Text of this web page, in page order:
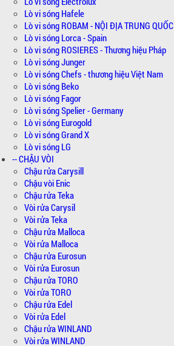
Lò vi sóng Hafele
Lò vi sóng ROBAM - NỘI ĐỊA TRUNG QUỐC
Lò vi sóng Lorca - Spain
Lò vi sóng ROSIERES - Thương hiệu Pháp
Lò vi sóng Junger
Lò vi sóng Chefs - thương hiệu Việt Nam
Lò vi sóng Beko
Lò vi sóng Fagor
Lò vi sóng Spelier - Germany
Lò vi sóng Eurogold
Lò vi sóng Grand X
Lò vi sóng LG
-- CHẬU VÒI
Chậu rửa Carysill
Chậu vòi Enic
Chậu rửa Teka
Vòi rửa Carysil
Vòi rửa Teka
Chậu rửa Malloca
Vòi rửa Malloca
Chậu rửa Eurosun
Vòi rửa Eurosun
Chậu rửa TORO
Vòi rửa TORO
Chậu rửa Edel
Vòi rửa Edel
Chậu rửa WINLAND
Vòi rửa WINLAND